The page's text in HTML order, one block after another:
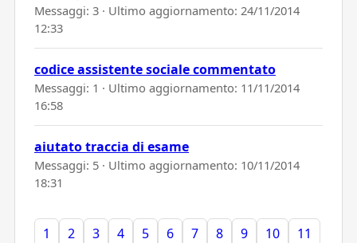
Messaggi: 3 · Ultimo aggiornamento: 24/11/2014
12:33
codice assistente sociale commentato
Messaggi: 1 · Ultimo aggiornamento: 11/11/2014
16:58
aiutato traccia di esame
Messaggi: 5 · Ultimo aggiornamento: 10/11/2014
18:31
1 2 3 4 5 6 7 8 9 10
11